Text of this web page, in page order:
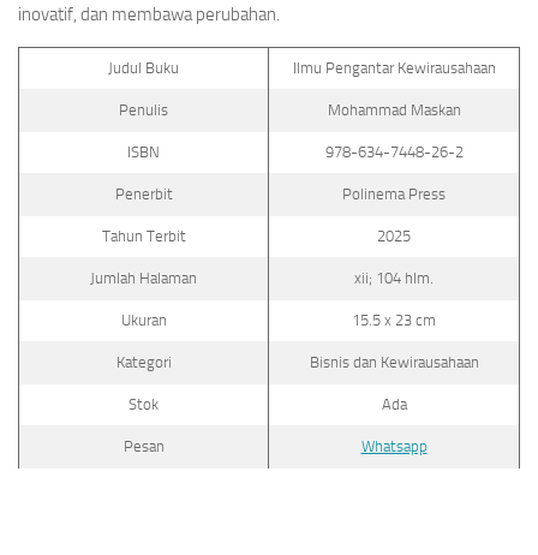
inovatif, dan membawa perubahan.
Judul Buku Ilmu Pengantar Kewirausahaan
Penulis Mohammad Maskan
ISBN 978-634-7448-26-2
Penerbit Polinema Press
Tahun Terbit 2025
Jumlah Halaman xii; 104 hlm.
Ukuran 15.5 x 23 cm
Kategori Bisnis dan Kewirausahaan
Stok Ada
Pesan Whatsapp